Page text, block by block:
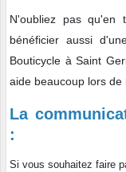
N'oubliez pas qu'en
bénéficier aussi
Bouticycle à Saint
aide beaucoup lors
La
:
Si vous souhaitez faire